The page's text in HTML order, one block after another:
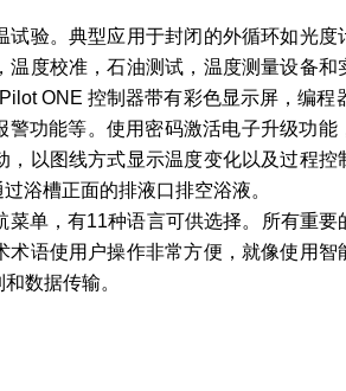
验。典型应用于封闭的外循环如光度
度校准，石油测试，温度测量设备和
ONE 控制器带有彩色显示屏，编程
功能等。使用密码激活电子升级功能
以图线方式显示温度变化以及过程控
浴槽正面的排液口排空浴液。
单，有11种语言可供选择。所有重要
语使用户操作非常方便，就像使用智
数据传输。